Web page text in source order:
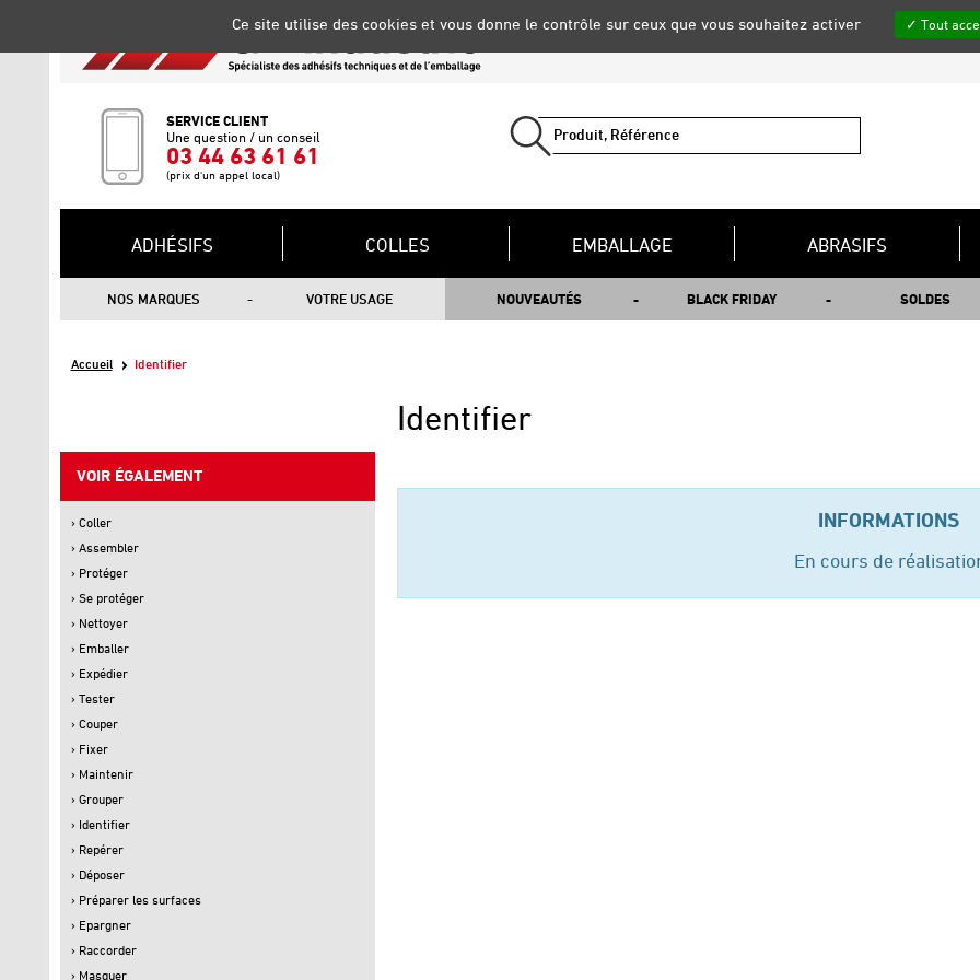
SERVICE CLIENT
Une question / un conseil
03 44 63 61 61
(prix d'un appel local)
ADHÉSIFS COLLES EMBALLAGE ABRASIFS
NOS MARQUES VOTRE USAGE NOUVEAUTÉS BLACK FRIDAY SOLDES
Accueil Identifier
VOIR ÉGALEMENT
› Coller
› Assembler
› Protéger
› Se protéger
› Nettoyer
› Emballer
› Expédier
› Tester
› Couper
› Fixer
› Maintenir
› Grouper
› Identifier
› Repérer
› Déposer
› Préparer les surfaces
› Epargner
› Raccorder
› Masquer
Identifier
INFORMATIONS
En cours de
Ce site utilise des cookies et vous donne le contrôle sur ceux que vous souhaitez activer Tout